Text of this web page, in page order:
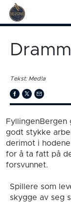
Tekst: Med!a
godt stykke
derimot i
for å ta fatt på
forsvunnet.
Spillere som
skygge av seg